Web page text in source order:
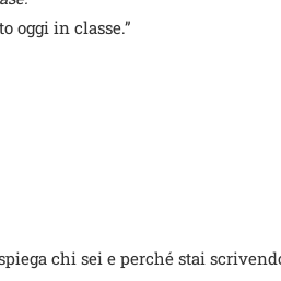
oggi in classe.”
chi sei e perché stai